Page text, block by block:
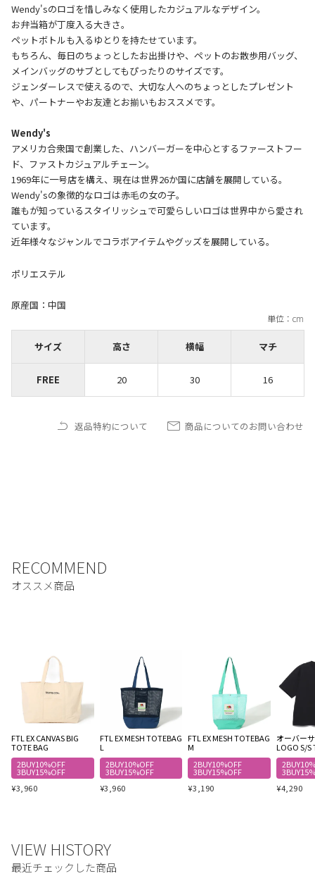
Wendy'sのロゴを惜しみなく使用したカジュアルなデザイン。
お弁当箱が丁度入る大きさ。
ペットボトルも入るゆとりを持たせています。
もちろん、毎日のちょっとしたお出掛けや、ペットのお散歩用バッグ、
メインバッグのサブとしてもぴったりのサイズです。
ジェンダーレスで使えるので、大切な人へのちょっとしたプレゼント
や、パートナーやお友達とお揃いもおススメです。
Wendy's
アメリカ合衆国で創業した、ハンバーガーを中心とするファーストフー
ド、ファストカジュアルチェーン。
1969年に一号店を構え、現在は世界26か国に店舗を展開している。
Wendy'sの象徴的なロゴは赤毛の女の子。
誰もが知っているスタイリッシュで可愛らしいロゴは世界中から愛され
ています。
ポリエステル
原産国：中国
サイズ 高さ 横幅 マチ
FREE 20 30 16
返品特約について 商品についてのお問い合わせ
FTL EX CANVAS BIG
TOTE BAG
2BUY10%OFF
3BUY15%OFF
¥3,960
FTL EX MESH TOTEBAG
L
2BUY10%OFF
3BUY15%OFF
¥3,960
FTL EX MESH TOTEBAG
M
2BUY10%OFF
3BUY15%OFF
¥3,190
オーバー
LOGO S/S
¥4,290